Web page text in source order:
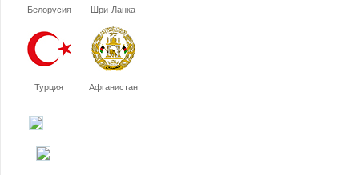
Белорусия Шри-Ланка
Турция Афганистан